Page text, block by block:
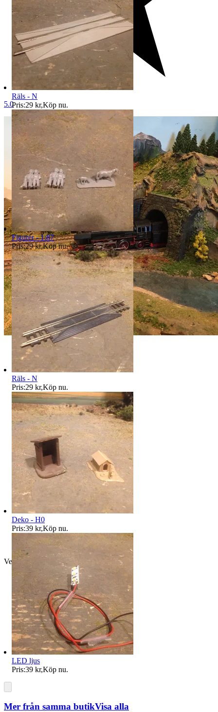
5.0
Verifierad
Räls - N
Pris:29 kr,Köp nu.
Figurer - 1:87
Pris:29 kr,Köp nu.
Räls - N
Pris:29 kr,Köp nu.
Deko - H0
Pris:39 kr,Köp nu.
LED ljus
Pris:39 kr,Köp nu.
Mer från samma butikVisa alla